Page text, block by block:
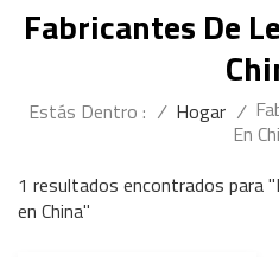
Fabricantes De
Estás Dentro : / Hogar /
En
1 resultados encontrados para
en China"